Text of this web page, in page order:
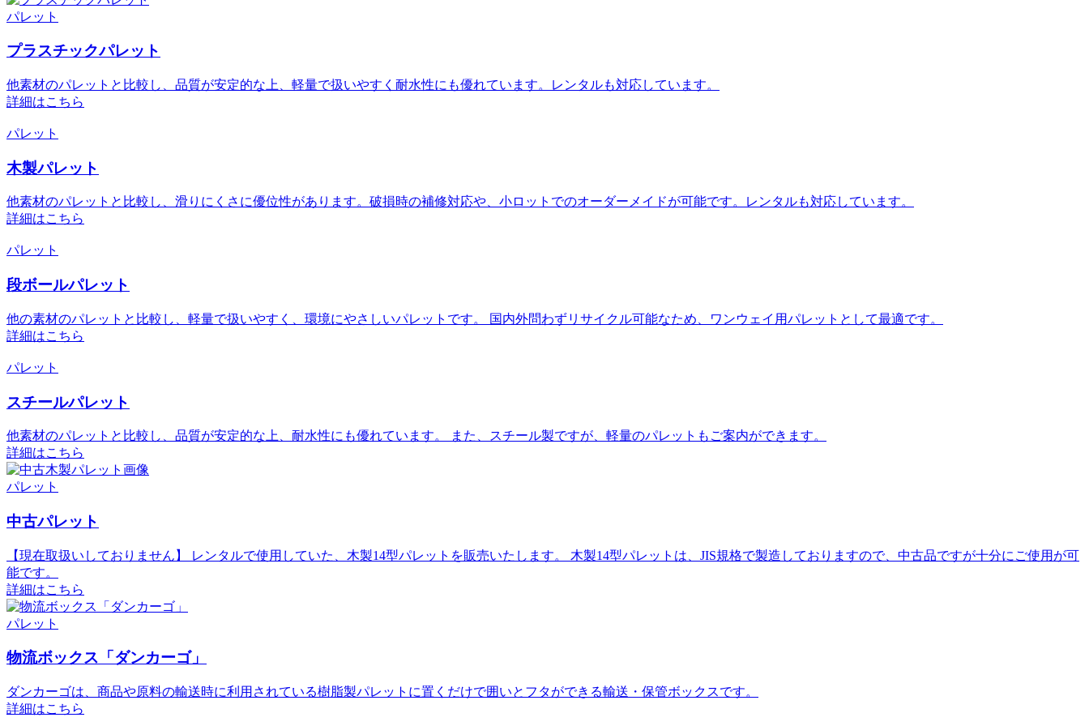
パレット
プラスチックパレット
他素材のパレットと比較し、品質が安定的な上、軽量で扱いやすく耐水性にも優れています。レンタルも対応しています。
詳細はこちら
パレット
木製パレット
他素材のパレットと比較し、滑りにくさに優位性があります。破損時の補修対応や、小ロットでのオーダーメイドが可能です。レンタルも対応しています。
詳細はこちら
パレット
段ボールパレット
他の素材のパレットと比較し、軽量で扱いやすく、環境にやさしいパレットです。 国内外問わずリサイクル可能なため、ワンウェイ用パレットとして最適です。
詳細はこちら
パレット
スチールパレット
他素材のパレットと比較し、品質が安定的な上、耐水性にも優れています。 また、スチール製ですが、軽量のパレットもご案内ができます。
詳細はこちら
パレット
中古パレット
【現在取扱いしておりません】 レンタルで使用していた、木製14型パレットを販売いたします。 木製14型パレットは、JIS規格で製造しておりますので、中古品ですが十分にご使用が可
能です。
詳細はこちら
パレット
物流ボックス「ダンカーゴ」
ダンカーゴは、商品や原料の輸送時に利用されている樹脂製パレットに置くだけで囲いとフタができる輸送・保管ボックスです。
詳細はこちら